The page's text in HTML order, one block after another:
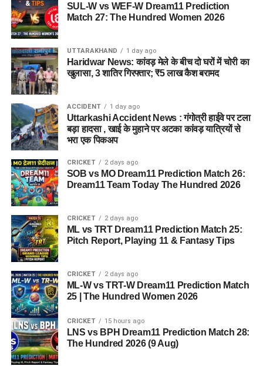
SUL-W vs WEF-W Dream11 Prediction
Match 27: The Hundred Women 2026
UTTARAKHAND 1 day ago
Haridwar News: कांवड़ मेले के बीच दो घरों में चोरी का
खुलासा, 3 शातिर गिरफ्तार; ₹5 लाख कैश बरामद
ACCIDENT 1 day ago
Uttarkashi Accident News : गंगोत्री हाईवे पर टला
बड़ा हादसा , खाई के मुहाने पर अटका कांवड़ यात्रियों से
भरा एक पिकअप
CRICKET 2 days ago
SOB vs MO Dream11 Prediction Match 26:
Dream11 Team Today The Hundred 2026
CRICKET 2 days ago
ML vs TRT Dream11 Prediction Match 25:
Pitch Report, Playing 11 & Fantasy Tips
CRICKET 2 days ago
ML-W vs TRT-W Dream11 Prediction Match
25 | The Hundred Women 2026
CRICKET 15 hours ago
LNS vs BPH Dream11 Prediction Match 28:
The Hundred 2026 (9 Aug)